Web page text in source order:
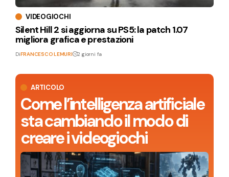
ARTICOLO
Come l’intelligenza artificiale
sta cambiando il modo di
creare i videogiochi
VIDEOGIOCHI
Silent Hill 2 si aggiorna su PS5: la patch 1.07
migliora grafica e prestazioni
DiFRANCESCO LEMURI 2 giorni fa